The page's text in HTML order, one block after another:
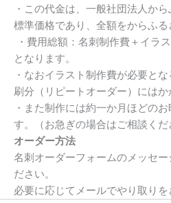
・この代金は、 一般社団法人か
標準価格であり、 全額をからふる
・費用総額：名刺制作費＋イラ
となります。
・なおイラスト制作費が必要とな
刷分（リピートオーダー）にはか
・また制作には約一か月ほどの
す。（お急ぎの場合はご相談くだ
オーダー方法
名刺オーダーフォームのメッセー
ださい。
必要に応じてメールでやり取りを